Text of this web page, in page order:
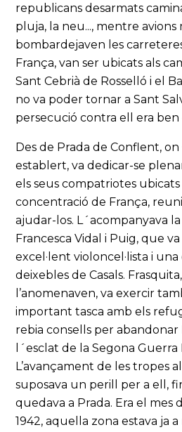
republicans desarmats
pluja, la neu..., mentre avions
bombardejaven les
França, van ser ubicats als
Sant Cebrià de Rosselló i el
no va poder tornar a Sant
persecució contra ell era ben
Des de Prada de Conflent, on
establert, va dedicar-se
els seus compatriotes ubicats
concentració de França,
ajudar-los. L´acompanyava
Francesca Vidal i Puig, que
excel·lent violoncel·lista i
deixebles de Casals.
l’anomenaven, va exercir
important tasca amb els
rebia consells per
l´esclat de la Segona
L’avançament de les tropes
suposava un perill per a ell,
quedava a Prada. Era el mes
1942, aquella zona estava ja